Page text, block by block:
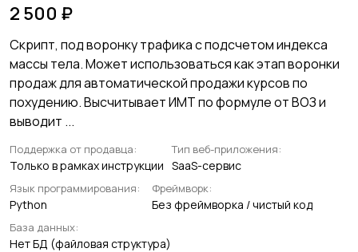
2 500 ₽
Скрипт, под воронку трафика с подсчетом индекса
массы тела. Может использоваться как этап воронки
продаж для автоматической продажи курсов по
похудению. Высчитывает ИМТ по формуле от ВОЗ и
выводит ...
Поддержка от продавца:
Только в рамках инструкции
Тип веб-приложения:
SaaS-сервис
Язык программирования:
Python
Фреймворк:
Без фреймворка / чистый код
База данных:
Нет БД (файловая структура)